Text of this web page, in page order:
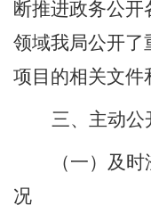
断推进政务公开
领域我局公开了
项目的相关文件
三、主动公
（一） 及时
况